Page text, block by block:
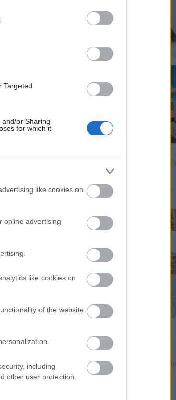
Targeted
or Sharing
for which it
like cookies on
online advertising
like cookies on
of the website
including
other user protection.